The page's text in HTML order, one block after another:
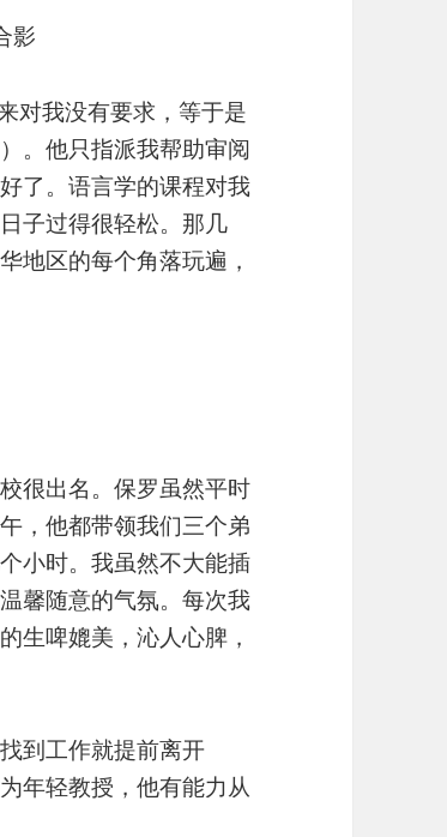
影
对我没有要求，等于是
。他只指派我帮助审阅
了。语言学的课程对我
子过得很轻松。那几
地区的每个角落玩遍，
很出名。保罗虽然平时
，他都带领我们三个弟
小时。我虽然不大能插
馨随意的气氛。每次我
生啤媲美，沁人心脾，
到工作就提前离开
年轻教授，他有能力从